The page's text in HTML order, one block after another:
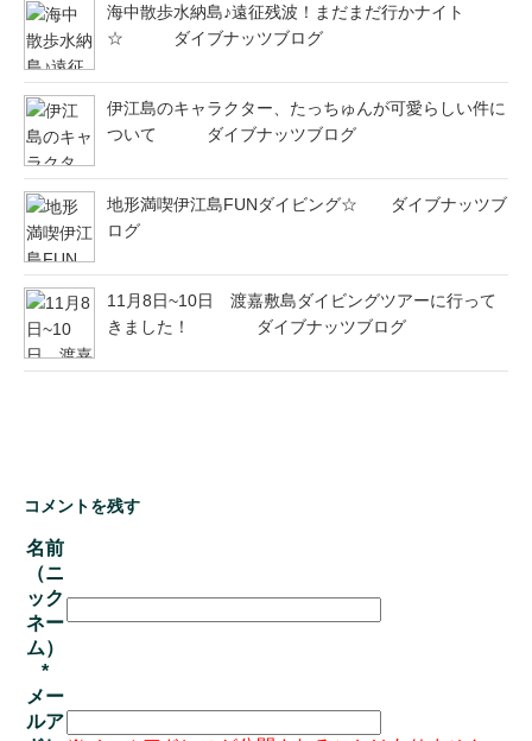
海中散歩水納島♪遠征残波！まだまだ行かナイト
☆ ダイブナッツブログ
伊江島のキャラクター、たっちゅんが可愛らしい件に
ついて ダイブナッツブログ
地形満喫伊江島FUNダイビング☆ ダイブナッツブ
ログ
11月8日~10日 渡嘉敷島ダイビングツアーに行って
きました！ ダイブナッツブログ
コメントを残す
名前
（ニ
ック
ネー
ム）
*
メー
ルア